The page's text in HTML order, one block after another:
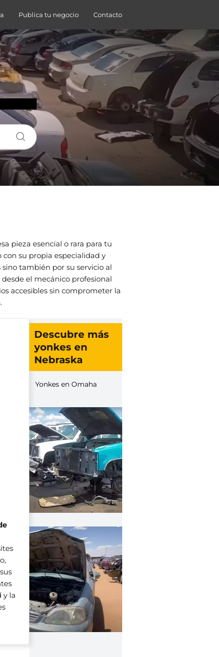
Publica tu negocio Contacto
pieza esencial o rara para tu
su propia especialidad y
también por su servicio al
el mecánico profesional
accesibles sin comprometer la
.
y la
Descubre más
yonkes en
Nebraska
Yonkes en Omaha